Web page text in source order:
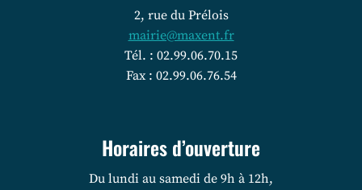
2, rue du Prélois
mairie@maxent.fr
Tél. : 02.99.06.70.15
Fax : 02.99.06.76.54
Horaires d’ouverture
Du lundi au samedi de 9h à 12h,